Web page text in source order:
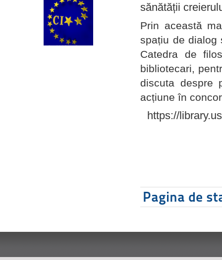
sănătății
Prin această
spațiu de dialog
Catedra de
bibliotecari,
discuta despre
acțiune în
https://
Pagina de